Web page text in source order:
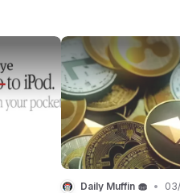
Daily Muffin 🧁 •